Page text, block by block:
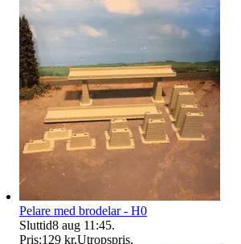
Pelare med brodelar - H0
Sluttid8 aug 11:45.
Pris:129 kr,Utropspris.